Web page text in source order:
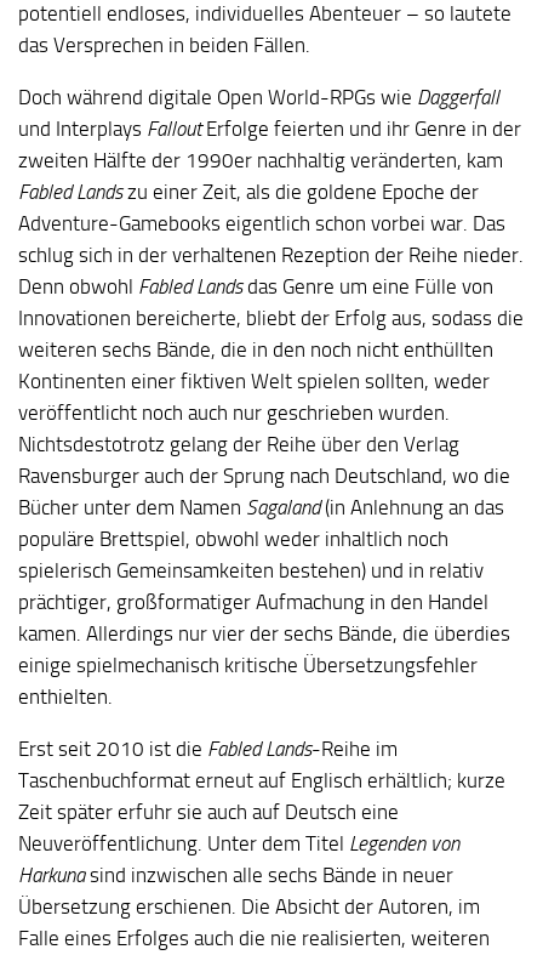
potentiell endloses, individuelles Abenteuer – so lautete
das Versprechen in beiden Fällen.
Doch während digitale Open World-RPGs wie Daggerfall
und Interplays FalloutErfolge feierten und ihr Genre in der
zweiten Hälfte der 1990er nachhaltig veränderten, kam
Fabled Landszu einer Zeit, als die goldene Epoche der
Adventure-Gamebooks eigentlich schon vorbei war. Das
schlug sich in der verhaltenen Rezeption der Reihe nieder.
Denn obwohl Fabled Landsdas Genre um eine Fülle von
Innovationen bereicherte, bliebt der Erfolg aus, sodass die
weiteren sechs Bände, die in den noch nicht enthüllten
Kontinenten einer fiktiven Welt spielen sollten, weder
veröffentlicht noch auch nur geschrieben wurden.
Nichtsdestotrotz gelang der Reihe über den Verlag
Ravensburger auch der Sprung nach Deutschland, wo die
Bücher unter dem Namen Sagaland(in Anlehnung an das
populäre Brettspiel, obwohl weder inhaltlich noch
spielerisch Gemeinsamkeiten bestehen) und in relativ
prächtiger, großformatiger Aufmachung in den Handel
kamen. Allerdings nur vier der sechs Bände, die überdies
einige spielmechanisch kritische Übersetzungsfehler
enthielten.
Erst seit 2010 ist die Fabled Lands-Reihe im
Taschenbuchformat erneut auf Englisch erhältlich; kurze
Zeit später erfuhr sie auch auf Deutsch eine
Neuveröffentlichung. Unter dem Titel Legenden von
Harkunasind inzwischen alle sechs Bände in neuer
Übersetzung erschienen. Die Absicht der Autoren, im
Falle eines Erfolges auch die nie realisierten, weiteren